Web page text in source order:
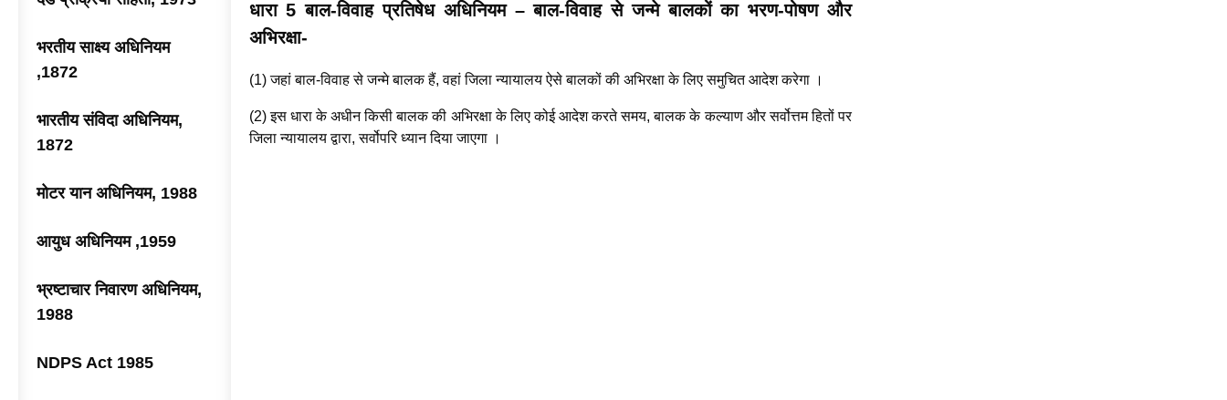
भरतीय साक्ष्य अधिनियम
,1872
भारतीय संविदा अधिनियम,
1872
मोटर यान अधिनियम, 1988
आयुध अधिनियम ,1959
भ्रष्टाचार निवारण अधिनियम,
1988
NDPS Act 1985
धारा 5 बाल-विवाह प्रतिषेध अधिनियम – बाल-विवाह से जन्मे बालकों का भरण-पोषण और
अभिरक्षा-
(1) जहां बाल-विवाह से जन्मे बालक हैं, वहां जिला न्यायालय ऐसे बालकों की अभिरक्षा के लिए समुचित आदेश करेगा ।
(2) इस धारा के अधीन किसी बालक की अभिरक्षा के लिए कोई आदेश करते समय, बालक के कल्याण और सर्वोत्तम हितों पर
जिला न्यायालय द्वारा, सर्वोपरि ध्यान दिया जाएगा ।